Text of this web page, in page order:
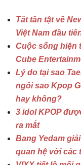
Tất tần tật về
Việt Nam đầu
Cuộc sống hiện
Cube
Lý do tại sao
ngôi sao Kpop
hay không?
3 idol KPOP
ra mắt
Bang Yedam
quan hệ với các